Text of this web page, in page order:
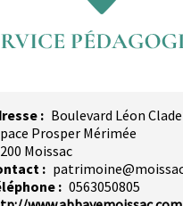
Boulevard Léon
Prosper Mérimée
Moissac
0563050805